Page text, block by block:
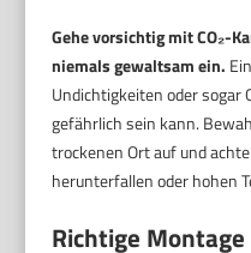
Gehe vorsichtig mit CO₂-
niemals gewaltsam ein.
Undichtigkeiten oder
gefährlich sein kann.
trockenen Ort auf und
herunterfallen oder hohen
Richtige